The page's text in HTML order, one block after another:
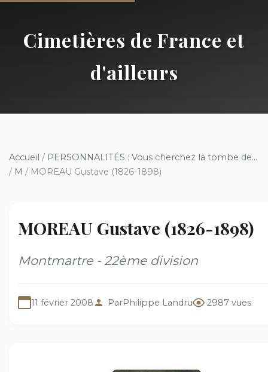
Cimetières de France et
d'ailleurs
Accueil / PERSONNALITÉS : Vous cherchez la tombe de...
/ M / MOREAU Gustave (1826-1898)
MOREAU Gustave (1826-1898)
Montmartre - 22ème division
11 février 2008 ParPhilippe Landru 2987 vues